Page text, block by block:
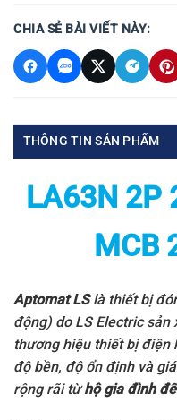
CHIA SẺ BÀI VIẾT NÀY:
THÔNG TIN SẢN PHẨM
LA63N 2P
MCB
Aptomat LSlà thiết bị
động) do LS Electricsản
thương hiệu thiết bị điện
độ bền, độ ổn định và
rộng rãi từhộ gia đình